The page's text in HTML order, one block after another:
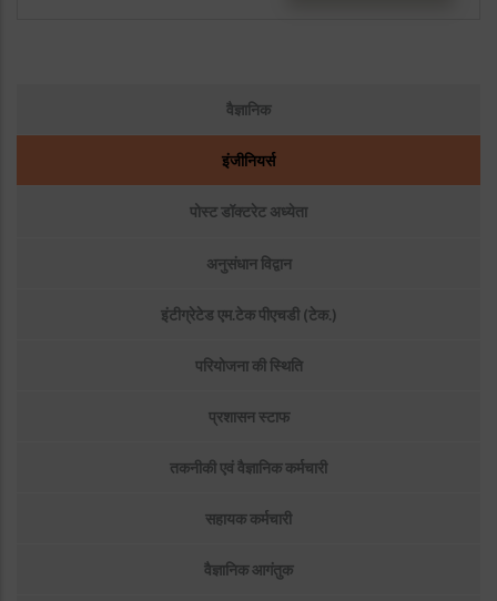
वैज्ञानिक
इंजीनियर्स
पोस्ट डॉक्टरेट अध्येता
अनुसंधान विद्वान
इंटीग्रेटेड एम.टेक पीएचडी (टेक.)
परियोजना की स्थिति
प्रशासन स्टाफ
तकनीकी एवं वैज्ञानिक कर्मचारी
सहायक कर्मचारी
वैज्ञानिक आगंतुक